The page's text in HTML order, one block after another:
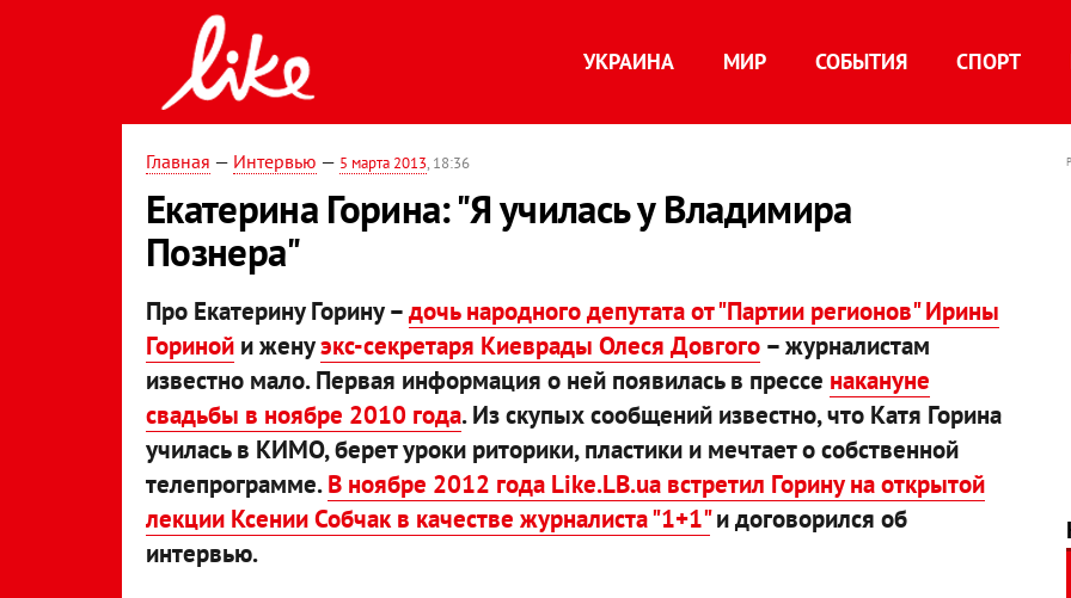
УКРАИНА МИР СОБЫТИЯ СПОРТ
Главная — Интервью — 5 марта 2013, 18:36
Екатерина Горина: "Я училась у Владимира
Познера"
Про Екатерину Горину –дочь народного депутата от "Партии регионов" Ирины
Гориной и женуэкс-секретаря Киеврады Олеся Довгого – журналистам
известно мало. Первая информация о ней появилась в прессе накануне
свадьбы в ноябре 2010 года. Из скупых сообщений известно, что Катя Горина
училась в КИМО, берет уроки риторики, пластики и мечтает о собственной
телепрограмме.В ноябре 2012 года Like.LB.ua встретил Горину на открытой
лекции Ксении Собчак в качестве журналиста "1+1"и договорился об
интервью.